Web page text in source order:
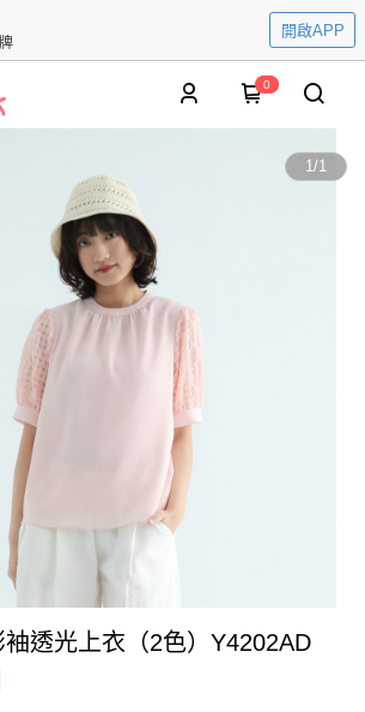
開啟APP
0
1/1
透光上衣（2色）Y4202AD